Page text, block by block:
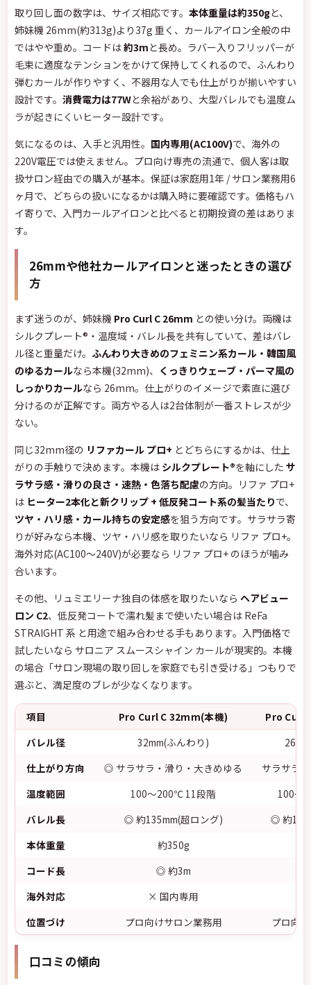
取り回し面の数字は、サイズ相応です。 本体重量は約350gと、
姉妹機 26mm(約313g)より37g 重く、カールアイロン全般の中
ではやや重め。コードは約3mと長め。ラバー入りフリッパーが
毛束に適度なテンションをかけて保持してくれるので、ふんわり
弾むカールが作りやすく、不器用な人でも仕上がりが揃いやすい
設計です。 消費電力は77Wと余裕があり、大型バレルでも温度ム
ラが起きにくいヒーター設計です。
気になるのは、入手と汎用性。 国内専用(AC100V)で、海外の
220V電圧では使えません。プロ向け専売の流通で、個人客は取
扱サロン経由での購入が基本。保証は家庭用1年 / サロン業務用6
ヶ月で、どちらの扱いになるかは購入時に要確認です。価格もハ
イ寄りで、入門カールアイロンと比べると初期投資の差はありま
す。
26mmや他社カールアイロンと迷ったときの選び
方
まず迷うのが、姉妹機 Pro Curl C 26mm との使い分け。両機は
シルクプレート®・温度域・バレル長を共有していて、差はバレ
ル径と重量だけ。 ふんわり大きめのフェミニン系カール・韓国風
のゆるカールなら本機(32mm)、 くっきりウェーブ・パーマ風の
しっかりカールなら 26mm。仕上がりのイメージで素直に選び
分けるのが正解です。両方やる人は2台体制が一番ストレスが少
ない。
同じ32mm径の リファカール プロ+ とどちらにするかは、仕上
がりの手触りで決めます。本機は シルクプレート®を軸にした サ
ラサラ感・滑りの良さ・速熱・色落ち配慮の方向。リファ プロ+
は ヒーター2本化と新クリップ + 低反発コート系の髪当たりで、
ツヤ・ハリ感・カール持ちの安定感を狙う方向です。サラサラ寄
りが好みなら本機、ツヤ・ハリ感を取りたいなら リファ プロ+。
海外対応(AC100〜240V)が必要なら リファ プロ+ のほうが噛み
合います。
その他、リュミエリーナ独自の体感を取りたいなら ヘアビュー
ロン C2、低反発コートで濡れ髪まで使いたい場合は ReFa
STRAIGHT 系 と用途で組み合わせる手もあります。入門価格で
試したいなら サロニア スムースシャイン カールが現実的。本機
の場合「サロン現場の取り回しを家庭でも引き受ける」つもりで
選ぶと、満足度のブレが少なくなります。
項目 Pro Curl C 32mm(本機)
Pro Curl
バレル径
32mm(ふんわり)
仕上がり方向
◎ サラサラ・滑り・大きめゆる
サラサラ
温度範囲
100〜200℃ 11段階
100〜
バレル長
◎ 約135mm(超ロング)
◎ 約
本体重量
約350g
コード長
◎ 約3m
海外対応
× 国内専用
位置づけ
プロ向けサロン業務用 プロ向
口コミの傾向